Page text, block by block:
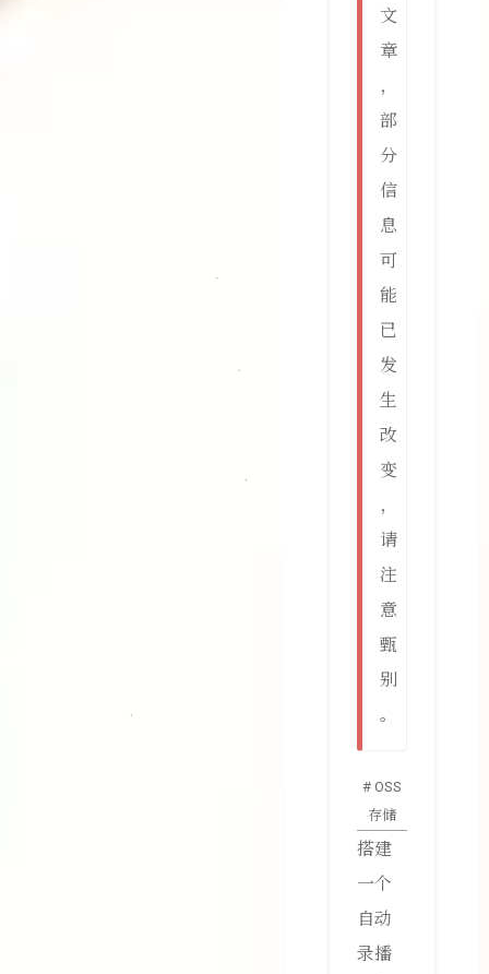
文
章
，
部
分
信
息
可
能
已
发
生
改
变
，
请
注
意
甄
别
。
# OSS
存储
搭建
一个
自动
录播